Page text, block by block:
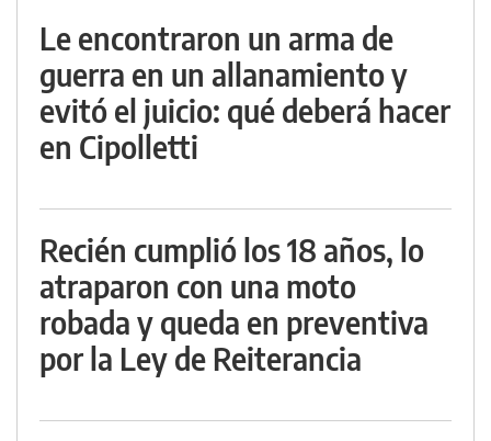
Le encontraron un arma de
guerra en un allanamiento y
evitó el juicio: qué deberá hacer
en Cipolletti
Recién cumplió los 18 años, lo
atraparon con una moto
robada y queda en preventiva
por la Ley de Reiterancia